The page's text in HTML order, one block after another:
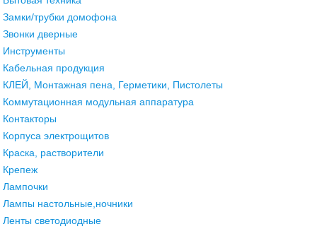
Замки/трубки домофона
Звонки дверные
Инструменты
Кабельная продукция
КЛЕЙ, Монтажная пена, Герметики, Пистолеты
Коммутационная модульная аппаратура
Контакторы
Корпуса электрощитов
Краска, растворители
Крепеж
Лампочки
Лампы настольные,ночники
Ленты светодиодные